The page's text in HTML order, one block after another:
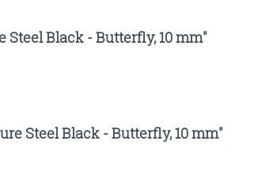
Black - Butterfly, 10 mm"
Steel Black - Butterfly, 10 mm"